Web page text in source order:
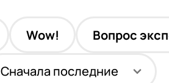
Wow! Вопрос
Сначала последние